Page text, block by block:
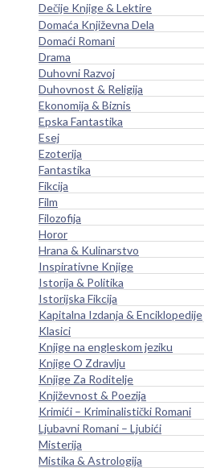
Dečije Knjige & Lektire
Domaća Književna Dela
Domaći Romani
Drama
Duhovni Razvoj
Duhovnost & Religija
Ekonomija & Biznis
Epska Fantastika
Esej
Ezoterija
Fantastika
Fikcija
Film
Filozofija
Horor
Hrana & Kulinarstvo
Inspirativne Knjige
Istorija & Politika
Istorijska Fikcija
Kapitalna Izdanja & Enciklopedije
Klasici
Knjige na engleskom jeziku
Knjige O Zdravlju
Knjige Za Roditelje
Književnost & Poezija
Krimići – Kriminalistički Romani
Ljubavni Romani – Ljubići
Misterija
Mistika & Astrologija